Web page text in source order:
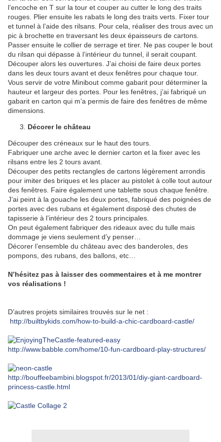
l’encoche en T sur la tour et couper au cutter le long des traits
rouges. Plier ensuite les rabats le long des traits verts. Fixer tour
et tunnel à l’aide des rilsans. Pour cela, réaliser des trous avec un
pic à brochette en traversant les deux épaisseurs de cartons.
Passer ensuite le collier de serrage et tirer. Ne pas couper le bout
du rilsan qui dépasse à l’intérieur du tunnel, il serait coupant.
Découper alors les ouvertures. J’ai choisi de faire deux portes
dans les deux tours avant et deux fenêtres pour chaque tour.
Vous servir de votre Minibout comme gabarit pour déterminer la
hauteur et largeur des portes. Pour les fenêtres, j’ai fabriqué un
gabarit en carton qui m’a permis de faire des fenêtres de même
dimensions.
Décorer le château
Découper des créneaux sur le haut des tours.
Fabriquer une arche avec le dernier carton et la fixer avec les
rilsans entre les 2 tours avant.
Découper des petits rectangles de cartons légèrement arrondis
pour imiter des briques et les placer au pistolet à colle tout autour
des fenêtres. Faire également une tablette sous chaque fenêtre.
J’ai peint à la gouache les deux portes, fabriqué des poignées de
portes avec des rubans et également disposé des chutes de
tapisserie à l’intérieur des 2 tours principales.
On peut également fabriquer des rideaux avec du tulle mais
dommage je viens seulement d’y penser…
Décorer l’ensemble du château avec des banderoles, des
pompons, des rubans, des ballons, etc…
N’hésitez pas à laisser des commentaires et à me montrer
vos réalisations !
D’autres projets similaires trouvés sur le net :
http://builtbykids.com/how-to-build-a-chic-cardboard-castle/
http://www.babble.com/home/10-fun-cardboard-play-structures/
http://bouffeebambini.blogspot.fr/2013/01/diy-giant-cardboard-
princess-castle.html